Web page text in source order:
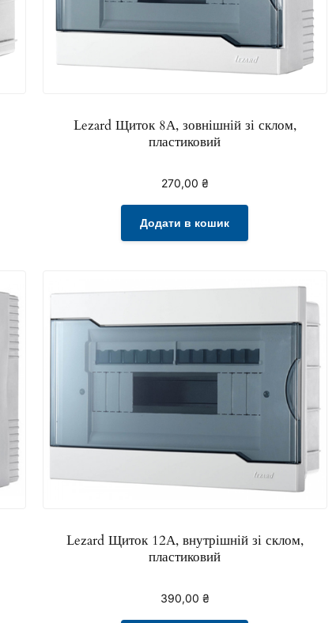
Lezard Щиток 8А, зовнішній зі склом,
пластиковий
270,00 ₴
Додати в кошик
Lezard Щиток 12А, внутрішній зі склом,
пластиковий
390,00 ₴